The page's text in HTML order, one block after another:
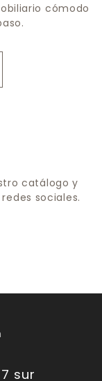
cómodo
catálogo y
sociales.
sur